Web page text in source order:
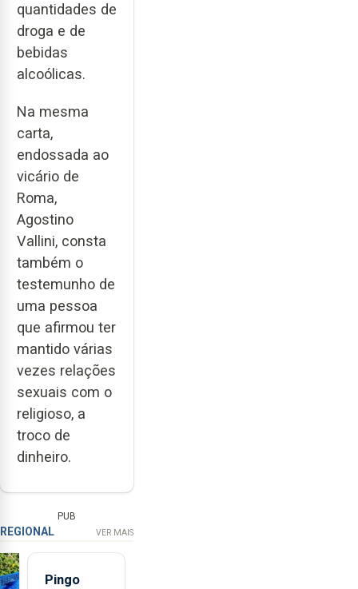
quantidades de
droga e de
bebidas
alcoólicas.
Na mesma
carta,
endossada ao
vicário de
Roma,
Agostino
Vallini, consta
também o
testemunho de
uma pessoa
que afirmou ter
mantido várias
vezes relações
sexuais com o
religioso, a
troco de
dinheiro.
PUB
REGIONAL VER MAIS
Pingo